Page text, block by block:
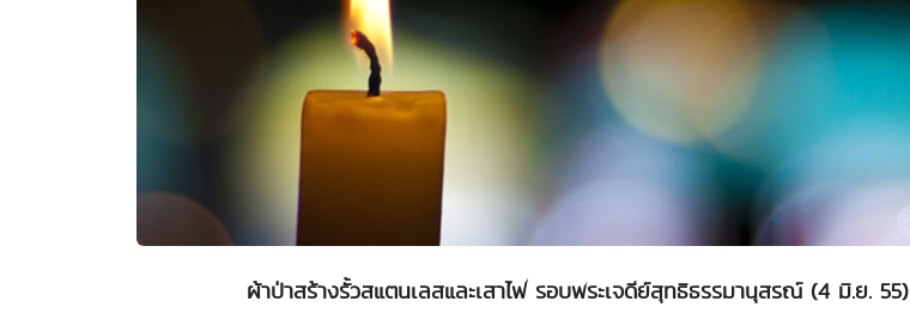
ผ้าป่าสร้างรั้วสแตนเลสและเสาไฟ รอบพระเจดีย์สุทธิธรรมานุสรณ์ (4 มิ.ย. 55)